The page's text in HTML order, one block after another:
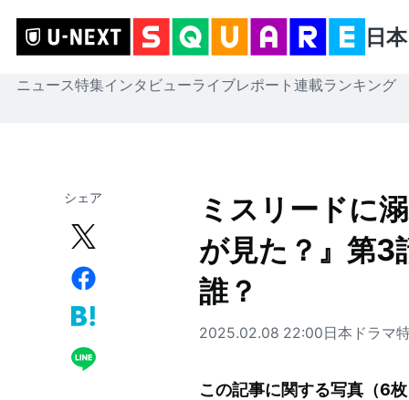
日
ニュース特集インタビューライブレポート 連載ランキング
シェア
ミスリードに
が見た？』第3
誰？
2025.02.08 22:00日本ドラマ
この記事に関する写真（6